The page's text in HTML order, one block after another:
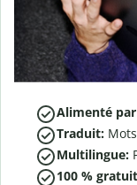
Alimenté
Traduit:
Multilingue:
100 %